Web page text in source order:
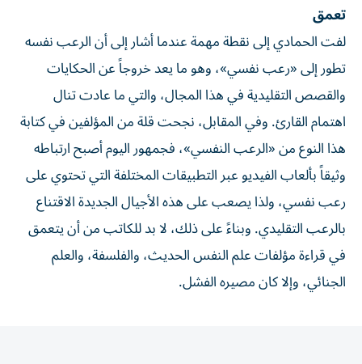
تعمق
لفت الحمادي إلى نقطة مهمة عندما أشار إلى أن الرعب نفسه
تطور إلى «رعب نفسي»، وهو ما يعد خروجاً عن الحكايات
والقصص التقليدية في هذا المجال، والتي ما عادت تنال
اهتمام القارئ. وفي المقابل، نجحت قلة من المؤلفين في كتابة
هذا النوع من «الرعب النفسي»، فجمهور اليوم أصبح ارتباطه
وثيقاً بألعاب الفيديو عبر التطبيقات المختلفة التي تحتوي على
رعب نفسي، ولذا يصعب على هذه الأجيال الجديدة الاقتناع
بالرعب التقليدي. وبناءً على ذلك، لا بد للكاتب من أن يتعمق
في قراءة مؤلفات علم النفس الحديث، والفلسفة، والعلم
الجنائي، وإلا كان مصيره الفشل.